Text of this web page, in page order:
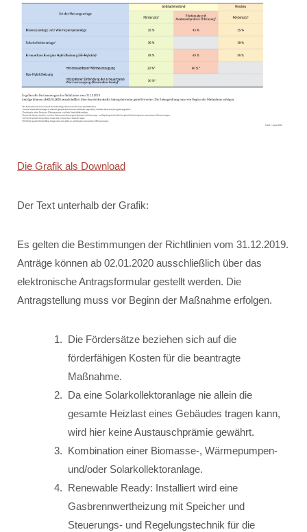
Die Grafik als Download
Der Text unterhalb der Grafik:
Es gelten die Bestimmungen der Richtlinien vom 31.12.2019.
Anträge können ab 02.01.2020 ausschließlich über das
elektronische Antragsformular gestellt werden. Die
Antragstellung muss vor Beginn der Maßnahme erfolgen.
Die Fördersätze beziehen sich auf die
förderfähigen Kosten für die beantragte
Maßnahme.
Da eine Solarkollektoranlage nie allein die
gesamte Heizlast eines Gebäudes tragen kann,
wird hier keine Austauschprämie gewährt.
Kombination einer Biomasse-, Wärmepumpen-
und/oder Solarkollektoranlage.
Renewable Ready: Installiert wird eine
Gasbrennwertheizung mit Speicher und
Steuerungs- und Regelungstechnik für die